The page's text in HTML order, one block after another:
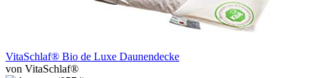
VitaSchlaf® Bio de Luxe Daunendecke
von VitaSchlaf®